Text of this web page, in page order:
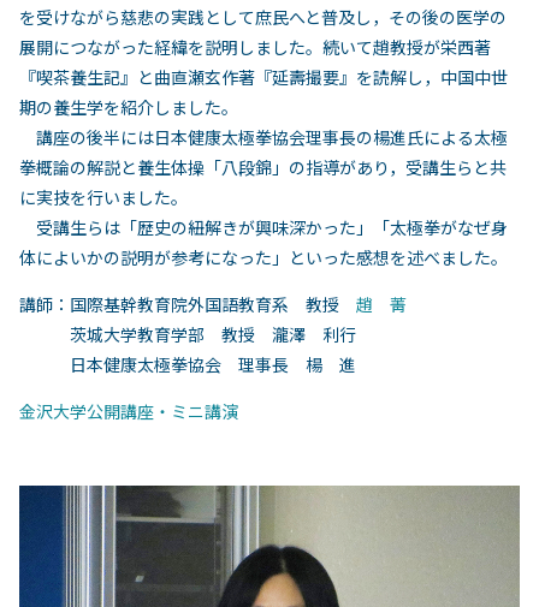
を受けながら慈悲の実践として庶民へと普及し，その後の医学の
展開につながった経緯を説明しました。続いて趙教授が栄西著
『喫茶養生記』と曲直瀬玄作著『延壽撮要』を読解し，中国中世
期の養生学を紹介しました。
講座の後半には日本健康太極拳協会理事長の楊進氏による太極
拳概論の解説と養生体操「八段錦」の指導があり，受講生らと共
に実技を行いました。
受講生らは「歴史の紐解きが興味深かった」「太極拳がなぜ身
体によいかの説明が参考になった」といった感想を述べました。
講師：国際基幹教育院外国語教育系 教授 趙 菁
茨城大学教育学部 教授 瀧澤 利行
日本健康太極拳協会 理事長 楊 進
金沢大学公開講座・ミニ講演